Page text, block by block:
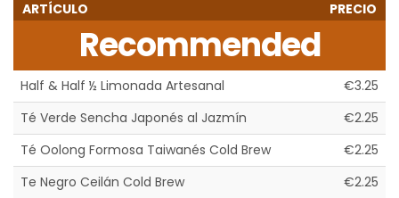
ARTÍCULO PRECIO
Recommended
Half & Half ½ Limonada Artesanal
€3.25
Té Verde Sencha Japonés al Jazmín
€2.25
Té Oolong Formosa Taiwanés Cold Brew
€2.25
Te Negro Ceilán Cold Brew
€2.25